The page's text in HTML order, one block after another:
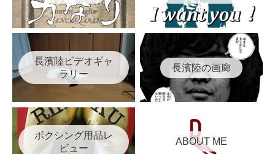
長濱陸ビデオギャ
ラリー
長濱陸の画廊
ボクシング用品レ
ビュー
ABOUT ME